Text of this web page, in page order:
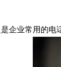
企业常用的电